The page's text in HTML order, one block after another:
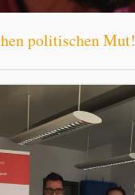
politischen Mut!